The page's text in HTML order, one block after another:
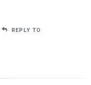
REPLY TO